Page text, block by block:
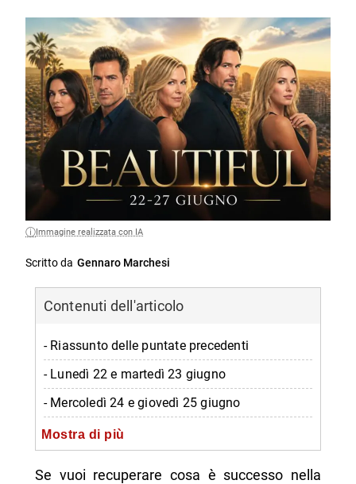
Immagine realizzata con IA
Scritto da Gennaro Marchesi
Contenuti dell'articolo
- Riassunto delle puntate precedenti
- Lunedì 22 e martedì 23 giugno
- Mercoledì 24 e giovedì 25 giugno
- Venerdì 26 e sabato 27 giugno
Mostra di più
Se vuoi recuperare cosa è successo nella